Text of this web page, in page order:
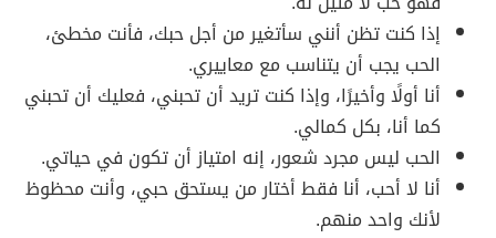
إذا كنت تظن أنني سأتغير من أجل حبك، فأنت مخطئ،
الحب يجب أن يتناسب مع معاييري.
أنا أولًا وأخيرًا، وإذا كنت تريد أن تحبني، فعليك أن تحبني
كما أنا، بكل كمالي.
الحب ليس مجرد شعور، إنه امتياز أن تكون في حياتي.
أنا لا أحب، أنا فقط أختار من يستحق حبي، وأنت محظوظ
لأنك واحد منهم.